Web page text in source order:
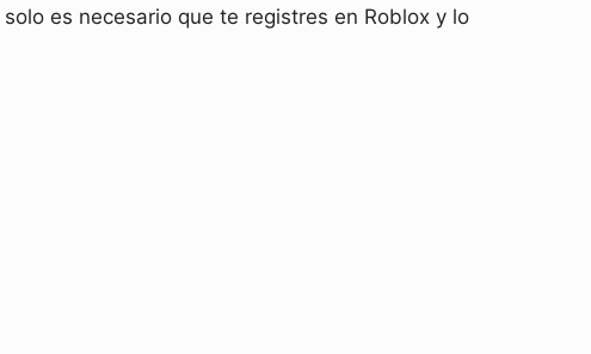
solo es necesario que te registres en Roblox y lo